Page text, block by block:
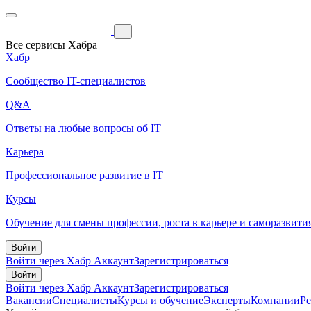
Все сервисы Хабра
Хабр
Сообщество IT-специалистов
Q&A
Ответы на любые вопросы об IT
Карьера
Профессиональное развитие в IT
Курсы
Обучение для смены профессии, роста в карьере и
Войти
Войти через Хабр АккаунтЗарегистрироваться
Войти
Войти через Хабр АккаунтЗарегистрироваться
ВакансииСпециалистыКурсы и обучениеЭкспертыКомпании